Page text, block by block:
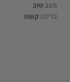
מצבטוב
כריכה קשה